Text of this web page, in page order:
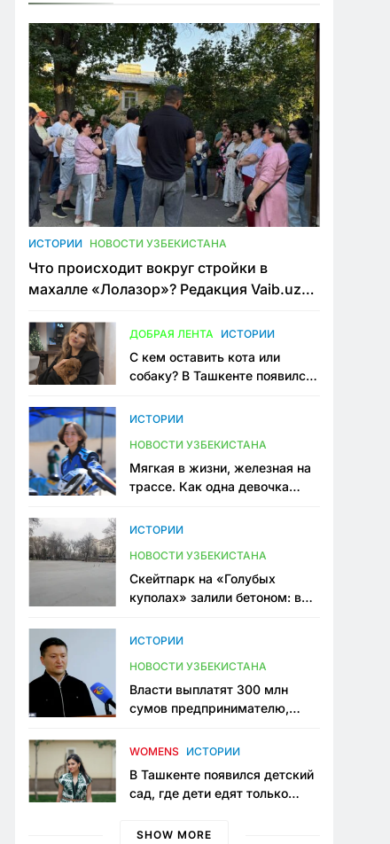
ИСТОРИИ НОВОСТИ УЗБЕКИСТАНА
Что происходит вокруг стройки в
махалле «Лолазор»? Редакция Vaib.uz
конфликта
ДОБРАЯ ЛЕНТА ИСТОРИИ
С кем оставить кота или
собаку? В Ташкенте появился
ИСТОРИИ
НОВОСТИ УЗБЕКИСТАНА
Мягкая в жизни, железная на
трассе. Как одна девочка
Узбекистане
ИСТОРИИ
НОВОСТИ УЗБЕКИСТАНА
Скейтпарк на «Голубых
куполах» залили бетоном: в
одно общественное
ИСТОРИИ
НОВОСТИ УЗБЕКИСТАНА
Власти выплатят 300 млн
сумов предпринимателю,
тюрьме по незаконному
WOMENS ИСТОРИИ
В Ташкенте появился детский
сад, где дети едят только
мама, которая устала просить
SHOW MORE